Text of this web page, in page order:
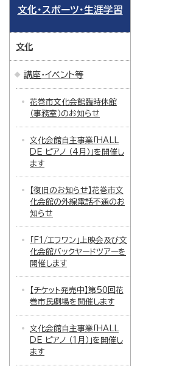
文化・スポーツ・生涯学習
文化
講座・イベント等
花巻市文化会館臨時休館
（事務室）のお知らせ
文化会館自主事業「HALL
DE ピアノ （4月）」を開催し
ます
【復旧のお知らせ】花巻市文
化会館の外線電話不通のお
知らせ
「F1/エフワン」上映会及び文
化会館バックヤードツアーを
開催します
【チケット発売中】第50回花
巻市民劇場を開催します
文化会館自主事業「HALL
DE ピアノ （1月）」を開催し
ます